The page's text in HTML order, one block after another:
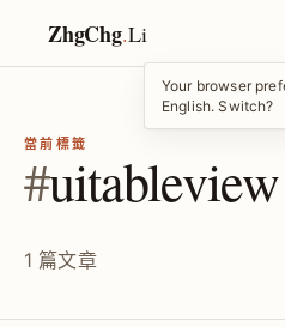
ZhgChg.Li
Your browser
English. Switch?
當前標籤
#uitableview
1 篇文章